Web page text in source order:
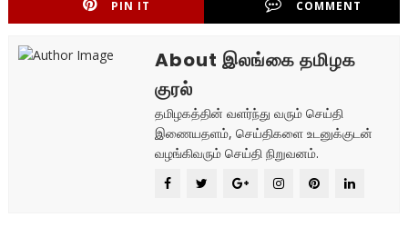
PIN IT COMMENT
About இலங்கை தமிழக
குரல்
தமிழகத்தின் வளர்ந்து வரும் செய்தி
இணையதளம், செய்திகளை உடனுக்குடன்
வழங்கிவரும் செய்தி நிறுவனம்.